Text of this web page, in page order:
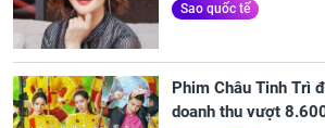
Sao quốc tế
Phim Châu Tinh Trì
doanh thu vượt